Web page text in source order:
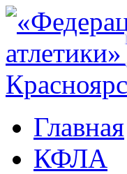
Главная
КФЛА